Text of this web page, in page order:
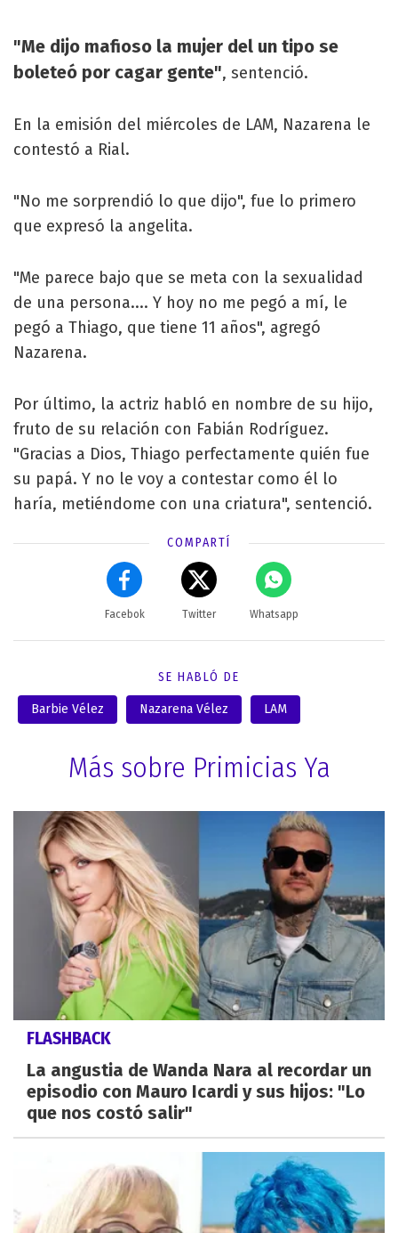
"Me dijo mafioso la mujer del un tipo se
boleteó por cagar gente", sentenció.
En la emisión del miércoles de LAM, Nazarena le
contestó a Rial.
"No me sorprendió lo que dijo", fue lo primero
que expresó la angelita.
"Me parece bajo que se meta con la sexualidad
de una persona.... Y hoy no me pegó a mí, le
pegó a Thiago, que tiene 11 años", agregó
Nazarena.
Por último, la actriz habló en nombre de su hijo,
fruto de su relación con Fabián Rodríguez.
"Gracias a Dios, Thiago perfectamente quién fue
su papá. Y no le voy a contestar como él lo
haría, metiéndome con una criatura", sentenció.
COMPARTÍ
Facebok Twitter Whatsapp
SE HABLÓ DE
Barbie Vélez Nazarena Vélez LAM
Más sobre Primicias Ya
FLASHBACK
La angustia de Wanda Nara al recordar un
episodio con Mauro Icardi y sus hijos: "Lo
que nos costó salir"